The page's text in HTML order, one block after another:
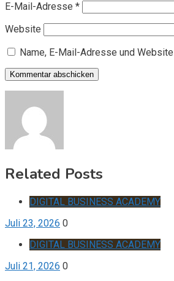
E-Mail-Adresse *
Website
Name, E-Mail-Adresse und
Related Posts
DIGITAL BUSINESS ACADEMY
Juli 23, 2026 0
DIGITAL BUSINESS ACADEMY
Juli 21, 2026 0